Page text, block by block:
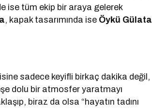
ise tüm ekip bir araya gelerek
, kapak tasarımında ise Öykü Gülata
sadece keyifli birkaç dakika değil,
dolu bir atmosfer yaratmayı
biraz da olsa “hayatın tadını